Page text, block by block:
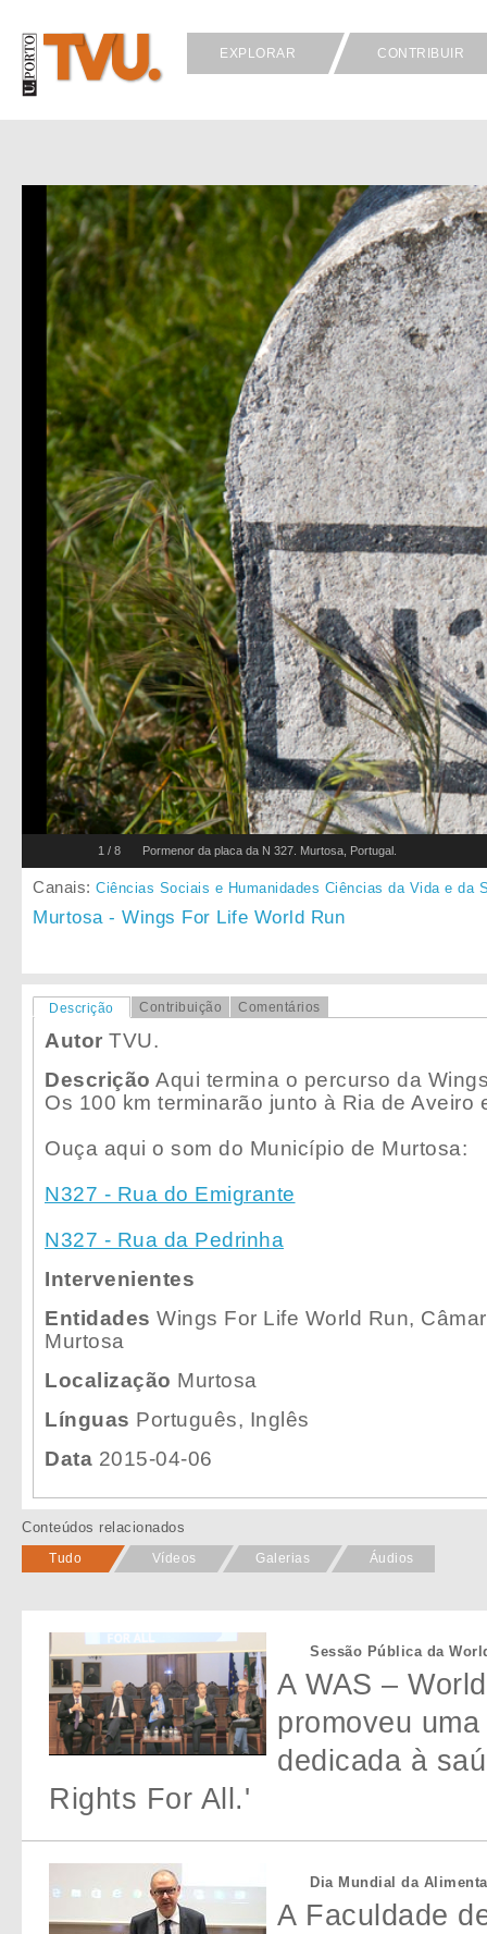
EXPLORAR CONTRIBUIR
1 / 8 Pormenor da placa da N 327. Murtosa, Portugal.
Canais: Ciências Sociais e Humanidades Ciências da Vida e da
Murtosa - Wings For Life World Run
Descrição Contribuição Comentários
Autor TVU.
Descrição Aqui termina o percurso da
Os 100 km terminarão junto à Ria de Aveiro
Ouça aqui o som do Município de Murtosa:
N327 - Rua do Emigrante
N327 - Rua da Pedrinha
Intervenientes
Entidades Wings For Life World Run,
Murtosa
Localização Murtosa
Línguas Português, Inglês
Data 2015-04-06
Conteúdos relacionados
Tudo Vídeos Galerias Áudios
Sessão Pública da
A WAS –
promoveu
dedicada à
Rights For All.'
Dia Mundial da
A Faculdade